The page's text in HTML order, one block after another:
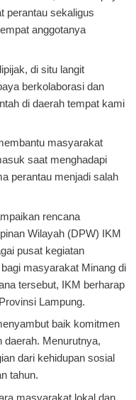
perantau sekaligus
anggotanya
di situ langit
berkolaborasi dan
di daerah tempat kami
masyarakat
saat menghadapi
perantau menjadi salah
rencana
Wilayah (DPW) IKM
pusat kegiatan
masyarakat Minang di
tersebut, IKM berharap
Lampung.
baik komitmen
daerah. Menurutnya,
dari kehidupan sosial
tahun.
masyarakat lokal dan